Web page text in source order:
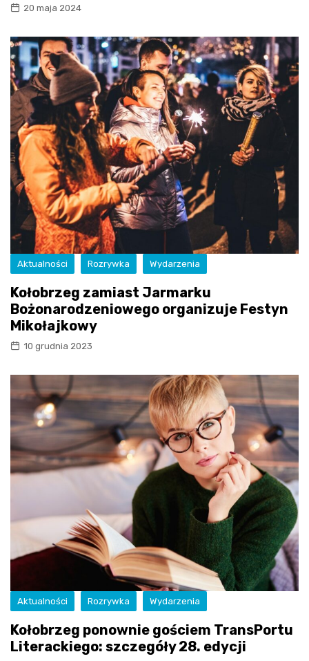
20 maja 2024
Aktualności Rozrywka Wydarzenia
Kołobrzeg zamiast Jarmarku
Bożonarodzeniowego organizuje Festyn
Mikołajkowy
10 grudnia 2023
Aktualności Rozrywka Wydarzenia
Kołobrzeg ponownie gościem TransPortu
Literackiego: szczegóły 28. edycji